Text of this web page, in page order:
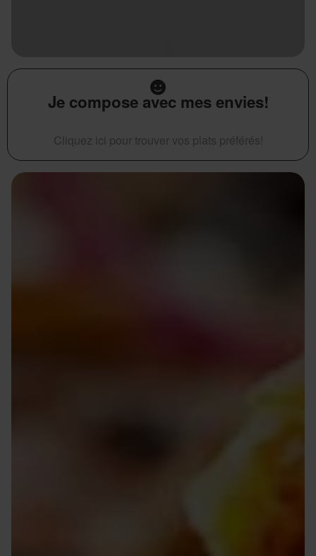
Je compose avec mes envies!
Cliquez ici pour trouver vos plats préférés!